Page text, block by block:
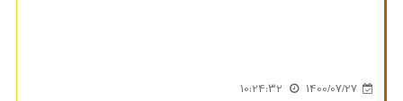
1400/07/27
10:24:32